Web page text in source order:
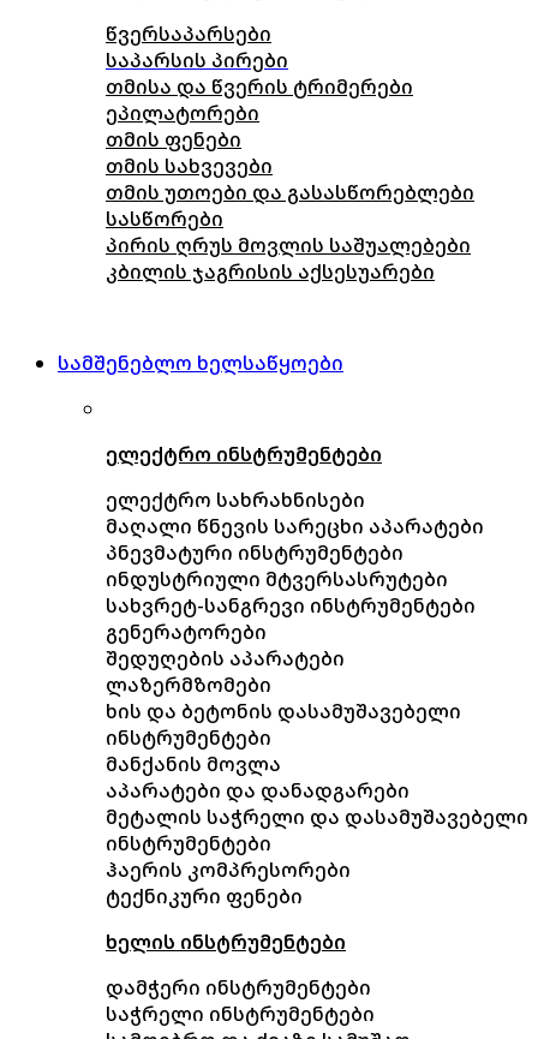
წვერსაპარსები
საპარსის პირები
თმისა და წვერის ტრიმერები
ეპილატორები
თმის ფენები
თმის სახვევები
თმის უთოები და გასასწორებლები
სასწორები
პირის ღრუს მოვლის საშუალებები
კბილის ჯაგრისის აქსესუარები
სამშენებლო ხელსაწყოები
ელექტრო ინსტრუმენტები
ელექტრო სახრახნისები
მაღალი წნევის სარეცხი აპარატები
პნევმატური ინსტრუმენტები
ინდუსტრიული მტვერსასრუტები
სახვრეტ-სანგრევი ინსტრუმენტები
გენერატორები
შედუღების აპარატები
ლაზერმზომები
ხის და ბეტონის დასამუშავებელი
ინსტრუმენტები
მანქანის მოვლა
აპარატები და დანადგარები
მეტალის საჭრელი და დასამუშავებელი
ინსტრუმენტები
ჰაერის კომპრესორები
ტექნიკური ფენები
ხელის ინსტრუმენტები
დამჭერი ინსტრუმენტები
საჭრელი ინსტრუმენტები